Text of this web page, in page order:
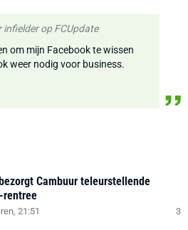
infielder op FCUpdate
om mijn Facebook te wissen
weer nodig voor business.
Cambuur teleurstellende
rentree
21:51 3